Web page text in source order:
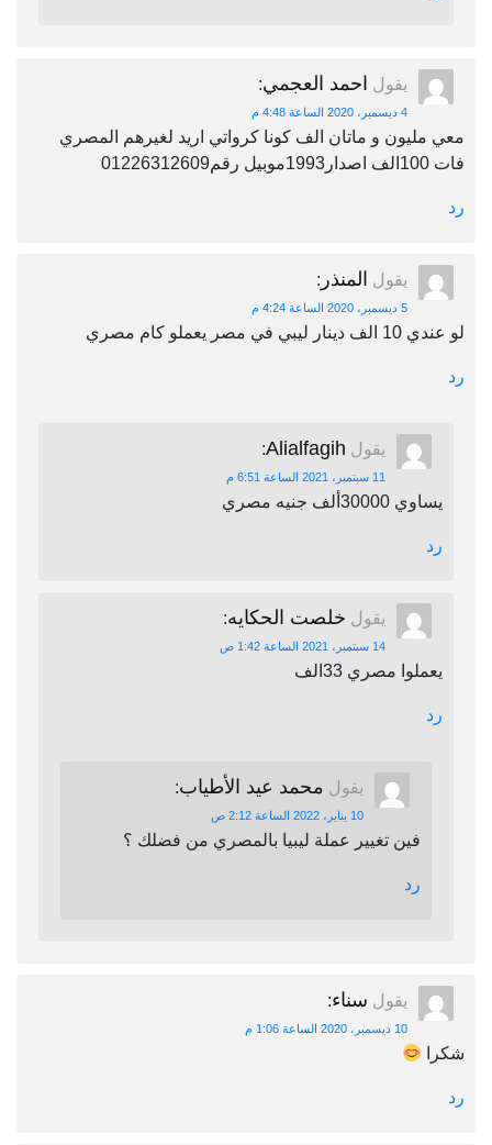
يقول احمد العجمي:
4 ديسمبر، 2020 الساعة 4:48 م
معي مليون و ماتان الف كونا كرواتي اريد لغيرهم المصري
فات 100الف اصدار1993موبيل رقم01226312609
رد
يقول المنذر :
5 ديسمبر، 2020 الساعة 4:24 م
لو عندي 10 الف دينار ليبي في مصر يعملو كام مصري
رد
يقول Alialfagih
:
11 سبتمبر، 2021 الساعة 6:51 م
يساوي 30000ألف جنيه مصري
رد
يقول خلصت الحكايه:
14 سبتمبر، 2021 الساعة 1:42 ص
يعملوا مصري 33الف
رد
يقول محمد عيد الأطياب:
10 يناير، 2022 الساعة 2:12 ص
فين تغيير عملة ليبيا بالمصري من فضلك ؟
رد
يقول سناء:
10 ديسمبر، 2020 الساعة 1:06 م
شكرا
رد